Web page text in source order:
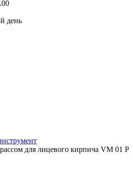
день
для лицевого кирпича VM 01 P